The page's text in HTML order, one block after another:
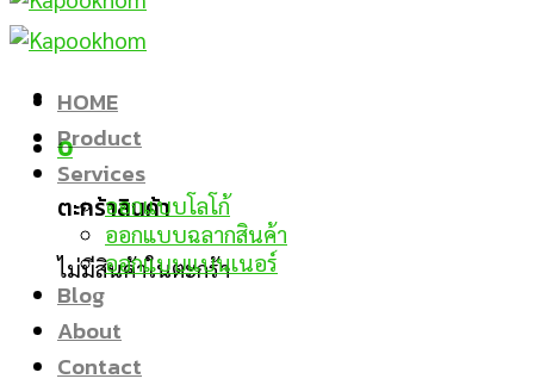
0
ตะกร้าสินค้า
ไม่มีสินค้าในตะกร้า
HOME
Product
Services
ออกแบบโลโก้
ออกแบบฉลากสินค้า
ออกแบบแบนเนอร์
Blog
About
Contact